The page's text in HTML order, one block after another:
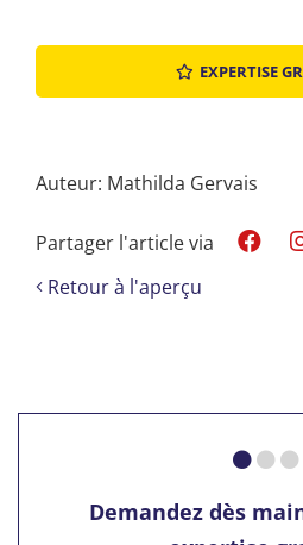
EXPERTISE
Auteur: Mathilda Gervais
Partager l'article via
Retour à l'aperçu
Demandez dès